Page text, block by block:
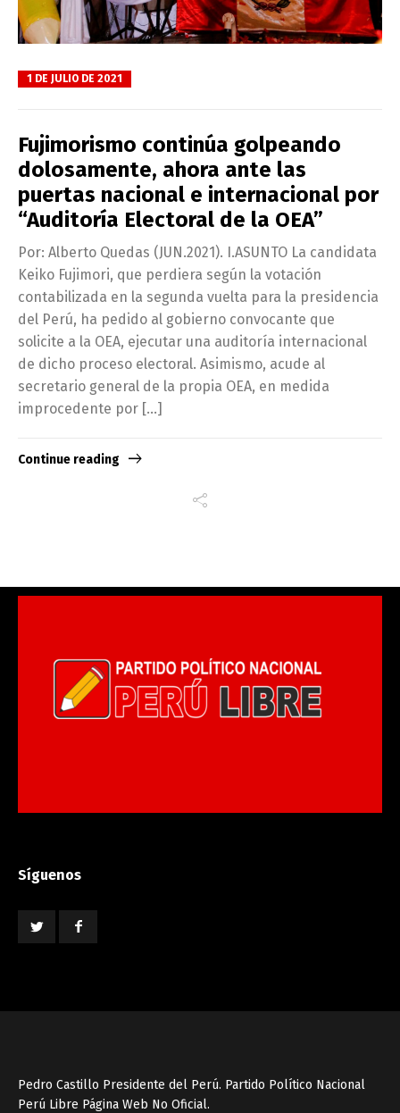
1 DE JULIO DE 2021
Fujimorismo continúa golpeando
dolosamente, ahora ante las
puertas nacional e internacional por
“Auditoría Electoral de la OEA”
Por: Alberto Quedas (JUN.2021). I.ASUNTO La candidata
Keiko Fujimori, que perdiera según la votación
contabilizada en la segunda vuelta para la presidencia
del Perú, ha pedido al gobierno convocante que
solicite a la OEA, ejecutar una auditoría internacional
de dicho proceso electoral. Asimismo, acude al
secretario general de la propia OEA, en medida
improcedente por […]
Continue reading
Síguenos
Pedro Castillo Presidente del Perú. Partido Político Nacional
Perú Libre Página Web No Oficial.